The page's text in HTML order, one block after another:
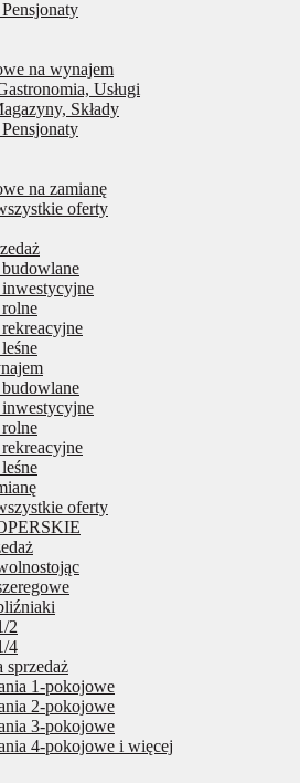
na wynajem
Usługi
Składy
na zamianę
oferty
oferty
2
4
sprzedaż
1-pokojowe
2-pokojowe
3-pokojowe
4-pokojowe i więcej